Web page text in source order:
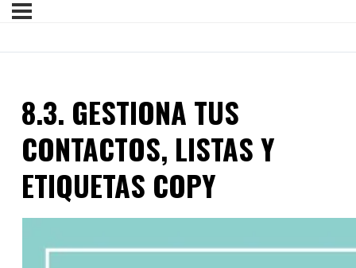
8.3. GESTIONA TUS
CONTACTOS, LISTAS Y
ETIQUETAS COPY